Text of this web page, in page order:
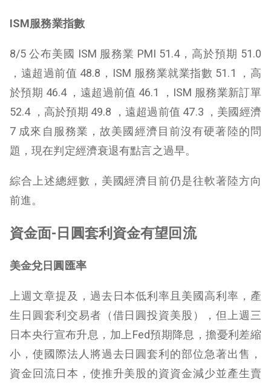
ISM服務業指數
8/5 公布美國 ISM 服務業 PMI 51.4，高於預期 51.0
，遠超過前值 48.8，ISM 服務業就業指數 51.1 ，高
於預期 46.4 ，遠超過前值 46.1 ，ISM 服務業新訂單
52.4 ，高於預期 49.8 ，遠超過前值 47.3 ，美國經濟
7 成來自服務業，故美國經濟目前沒有硬著陸的問
題，現在判定經濟衰退有點言之過早。
綜合上述總經數，美國經濟目前仍是往軟著陸方向
前進。
資金面-日圓套利資金有望回流
美金兌日圓匯率
上週文章提及，過去日本低利率且美國高利率，產
生日圓套利交易者（借日圓投資美股），但上週三
日本央行宣布升息，加上Fed預期降息，擔憂利差縮
小，使國際法人將過去日圓套利的部位急著出售，
資金回流日本，使推升美股的資資金減少並產生賣